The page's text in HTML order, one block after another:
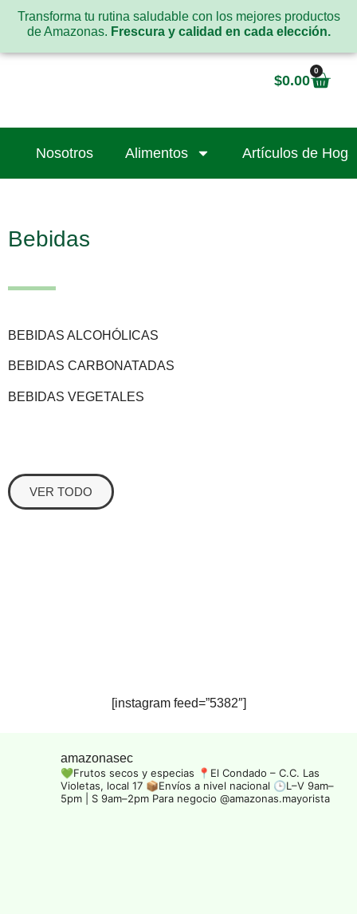
Transforma tu rutina saludable con los mejores productos
de Amazonas. Frescura y calidad en cada elección.
$0.00
0
Nosotros Alimentos Artículos de
Bebidas
BEBIDAS ALCOHÓLICAS
BEBIDAS CARBONATADAS
BEBIDAS VEGETALES
VER TODO
[instagram feed=”5382″]
amazonasec
💚Frutos secos y especias 📍El Condado – C.C. Las
Violetas, local 17 📦Envíos a nivel nacional 🕒L–V 9am–
5pm | S 9am–2pm Para negocio @amazonas.mayorista